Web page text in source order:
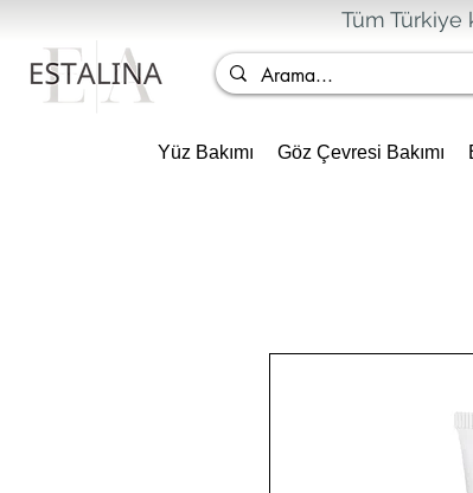
Tüm
Yüz Bakımı Göz Çevresi Bakımı